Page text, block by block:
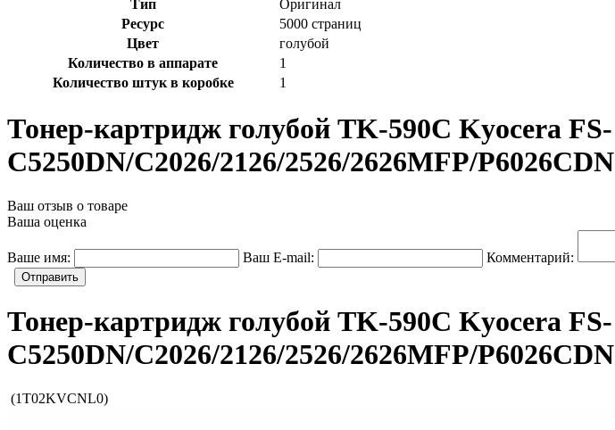
Тип
Оригинал
Ресурс
5000 страниц
Цвет
голубой
Количество в аппарате
1
Количество штук в коробке
1
Тонер-картридж голубой TK-590C Kyocera FS-
C5250DN/C2026/2126/2526/2626MFP/P6026CDN
Ваш отзыв о товаре
Ваша оценка
Ваше имя: Ваш E-mail: Комментарий:
Отправить
Тонер-картридж голубой TK-590C Kyocera FS-
C5250DN/C2026/2126/2526/2626MFP/P6026CDN
(1T02KVCNL0)